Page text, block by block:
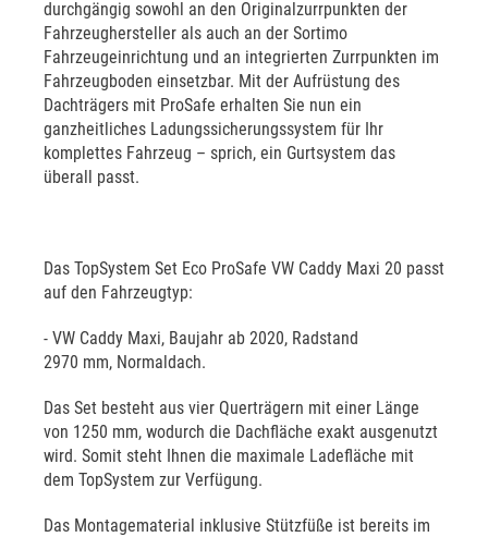
durchgängig sowohl an den Originalzurrpunkten der
Fahrzeughersteller als auch an der Sortimo
Fahrzeugeinrichtung und an integrierten Zurrpunkten im
Fahrzeugboden einsetzbar. Mit der Aufrüstung des
Dachträgers mit ProSafe erhalten Sie nun ein
ganzheitliches Ladungssicherungssystem für Ihr
komplettes Fahrzeug – sprich, ein Gurtsystem das
überall passt.
Das TopSystem Set Eco ProSafe VW Caddy Maxi 20 passt
auf den Fahrzeugtyp:
- VW Caddy Maxi, Baujahr ab 2020, Radstand
2970 mm, Normaldach.
Das Set besteht aus vier Querträgern mit einer Länge
von 1250 mm, wodurch die Dachfläche exakt ausgenutzt
wird. Somit steht Ihnen die maximale Ladefläche mit
dem TopSystem zur Verfügung.
Das Montagematerial inklusive Stützfüße ist bereits im